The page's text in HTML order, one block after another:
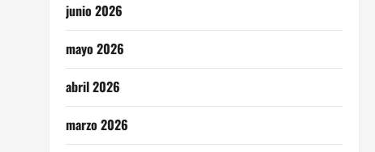
junio 2026
mayo 2026
abril 2026
marzo 2026